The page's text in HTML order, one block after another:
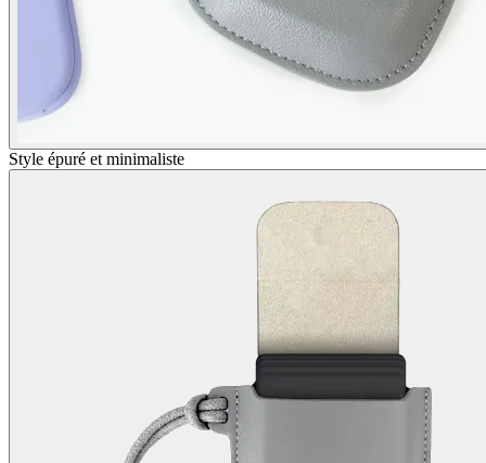
Style épuré et minimaliste